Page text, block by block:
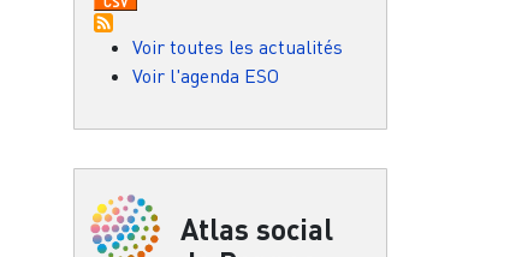
Voir toutes les actualités
Voir l'agenda ESO
Atlas social